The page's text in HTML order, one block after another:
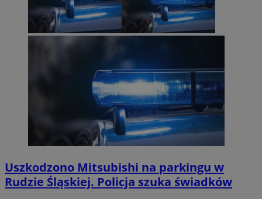
Uszkodzono Mitsubishi na parkingu w
Rudzie Śląskiej. Policja szuka świadków